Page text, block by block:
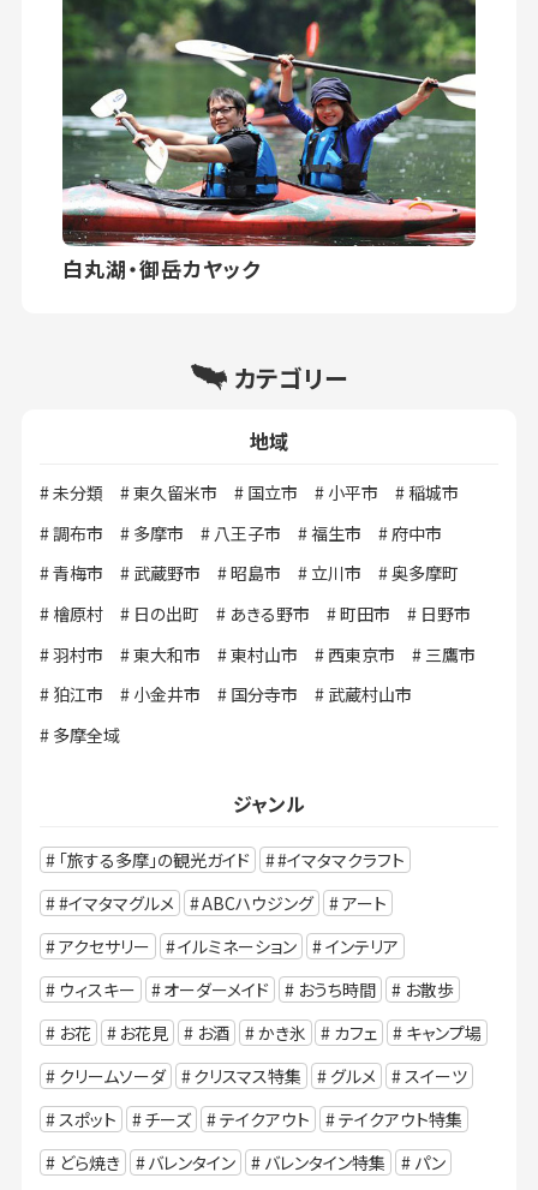
白丸湖・御岳カヤック
カテゴリー
地域
未分類 東久留米市 国立市 小平市
稲城市
調布市
多摩市 八王子市 福生市
府中市
青梅市
武蔵野市 昭島市 立川市
奥多摩町
檜原村
日の出町 あきる野市 町田市
日野市
羽村市
東大和市 東村山市 西東京市
三鷹市
狛江市
小金井市 国分寺市
武蔵村山市
多摩全域
ジャンル
「旅する多摩」の観光ガイド
#イマタマクラフト
#イマタマグルメ
ABCハウジング
アート
アクセサリー
イルミネーション
インテリア
ウィスキー
オーダーメイド おうち時間
お散歩
お花
お花見 お酒 かき氷 カフェ
キャンプ場
クリームソーダ
クリスマス特集 グルメ
スイーツ
スポット
チーズ テイクアウト
テイクアウト特集
どら焼き
バレンタイン バレンタイン特集
パン